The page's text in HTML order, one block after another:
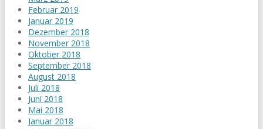
Februar 2019
Januar 2019
Dezember 2018
November 2018
Oktober 2018
September 2018
August 2018
Juli 2018
Juni 2018
Mai 2018
Januar 2018